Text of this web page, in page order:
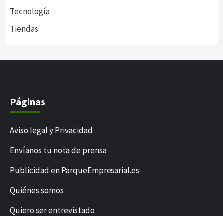
Tecnología
Tiendas
Páginas
Aviso legal y Privacidad
Envíanos tu nota de prensa
Publicidad en ParqueEmpresarial.es
Quiénes somos
Quiero ser entrevistado